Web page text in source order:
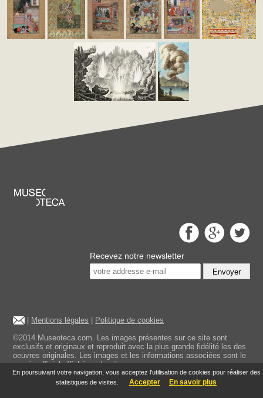
En poursuivant votre navigation, vous acceptez l'utilisation de cookies pour réaliser des
statistiques de visites.
Accepter En savoir plus
Recevez notre newsletter
Envoyer
Mentions légales
Politique de cookies
©2014 Museoteca.com. Les images présentes sur ce site sont
exclusifs et originaux et reproduit avec la plus grande fidélité les des
oeuvres originales. Les images et les informations associées sont le
musée officiel affiché sur le site.